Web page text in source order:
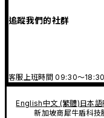
追蹤我們的社群
客服上班時間 09:30～
English中文 (繁體)日本語
新加坡商犀牛盾科